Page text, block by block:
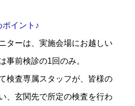
ポイント♪
ターは、実施会場にお越しい
事前検診の1回のみ。
検査専属スタッフが、皆様の
、玄関先で所定の検査を行わ